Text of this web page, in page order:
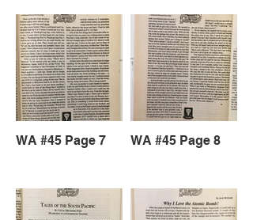
WA #45 Page 7 WA #45 Page 8